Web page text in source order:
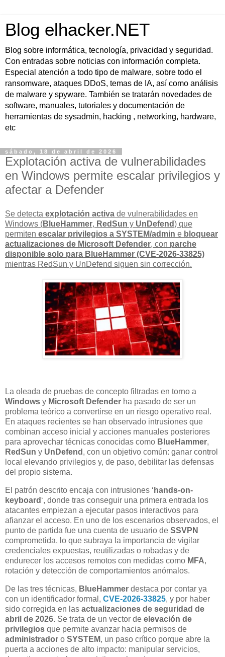
Blog elhacker.NET
Blog sobre informática, tecnología, privacidad y seguridad.
Con entradas sobre noticias con información completa.
Especial atención a todo tipo de malware, sobre todo el
ransomware, ataques DDoS, temas de IA, así como análisis
de malware y spyware. También se tratarán novedades de
software, manuales, tutoriales y documentación de
herramientas de sysadmin, hacking , networking, hardware,
etc
sábado, 18 de abril de 2026
Explotación activa de vulnerabilidades
en Windows permite escalar privilegios y
afectar a Defender
Se detecta explotación activa de vulnerabilidades en
Windows (BlueHammer, RedSun y UnDefend) que
permiten escalar privilegios a SYSTEM/admin e bloquear
actualizaciones de Microsoft Defender, con parche
disponible solo para BlueHammer (CVE-2026-33825)
mientras RedSun y UnDefend siguen sin corrección.
La oleada de pruebas de concepto filtradas en torno a
Windows y Microsoft Defender ha pasado de ser un
problema teórico a convertirse en un riesgo operativo real.
En ataques recientes se han observado intrusiones que
combinan acceso inicial y acciones manuales posteriores
para aprovechar técnicas conocidas como BlueHammer,
RedSun y UnDefend , con un objetivo común: ganar control
local elevando privilegios y, de paso, debilitar las defensas
del propio sistema.
El patrón descrito encaja con intrusiones ‘ hands-on-
keyboard ‘, donde tras conseguir una primera entrada los
atacantes empiezan a ejecutar pasos interactivos para
afianzar el acceso. En uno de los escenarios observados, el
punto de partida fue una cuenta de usuario de SSVPN
comprometida, lo que subraya la importancia de vigilar
credenciales expuestas, reutilizadas o robadas y de
endurecer los accesos remotos con medidas como MFA,
rotación y detección de comportamientos anómalos.
De las tres técnicas, BlueHammer destaca por contar ya
con un identificador formal, CVE-2026-33825, y por haber
sido corregida en las actualizaciones de seguridad de
abril de 2026. Se trata de un vector de elevación de
privilegios que permite avanzar hacia permisos de
administrador o SYSTEM, un paso crítico porque abre la
puerta a acciones de alto impacto: manipular servicios,